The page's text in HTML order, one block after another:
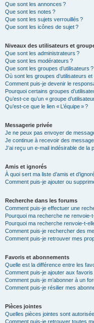
Que sont les annonces ?
Que sont les notes ?
Que sont les sujets verrouillés ?
Que sont les icônes de sujet ?
Niveaux des utilisateurs et
Que sont les administrateurs ?
Que sont les modérateurs ?
Que sont les groupes d’utilisateurs ?
Où sont les groupes d’utilisateurs
Comment puis-je devenir le
Pourquoi certains groupes
Qu’est-ce qu’un « groupe
Qu’est-ce que le lien « L’équipe » ?
Messagerie privée
Je ne peux pas envoyer de
Je continue à recevoir des
J’ai reçu un e-mail indésirable de la
Amis et ignorés
À quoi sert ma liste d’amis et
Comment puis-je ajouter ou
Recherche dans les forums
Comment puis-je effectuer une
Pourquoi ma recherche ne renvoie-
Pourquoi ma recherche renvoie-t-
Comment puis-je rechercher des
Comment puis-je retrouver mes
Favoris et abonnements
Quelle est la différence entre les
Comment puis-je ajouter aux
Comment puis-je m’abonner à un
Comment puis-je résilier mes
Pièces jointes
Quelles pièces jointes sont
Comment puis-je retrouver toutes